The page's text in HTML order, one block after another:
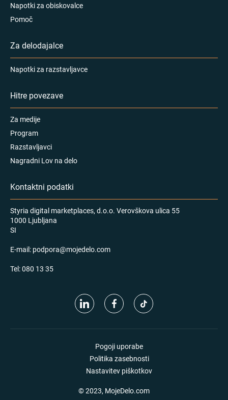
Napotki za obiskovalce
Pomoč
Za delodajalce
Napotki za razstavljavce
Hitre povezave
Za medije
Program
Razstavljavci
Nagradni Lov na delo
Kontaktni podatki
Styria digital marketplaces, d.o.o. Verovškova ulica 55
1000 Ljubljana
SI
E-mail: podpora@mojedelo.com
Tel:080 13 35
Pogoji uporabe
Politika zasebnosti
Nastavitev piškotkov
© 2023, MojeDelo.com